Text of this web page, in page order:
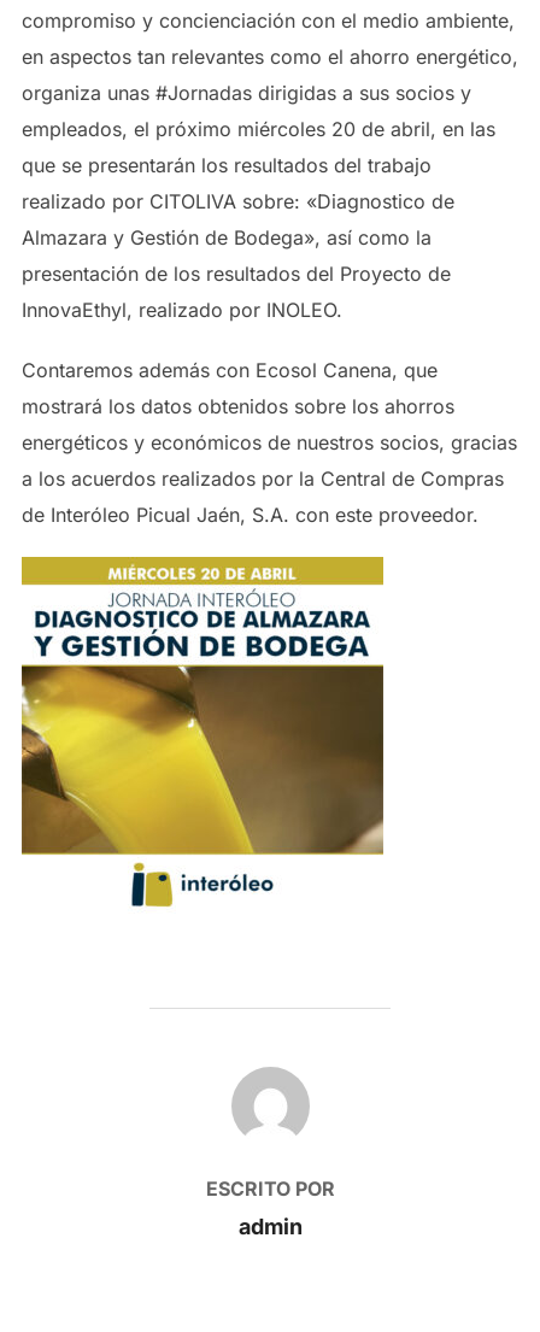
compromiso y concienciación con el medio ambiente,
en aspectos tan relevantes como el ahorro energético,
organiza unas ‪#‎Jornadas‬ dirigidas a sus socios y
empleados, el próximo miércoles 20 de abril, en las
que se presentarán los resultados del trabajo
realizado por CITOLIVA sobre: «Diagnostico de
Almazara y Gestión de Bodega», así como la
presentación de los resultados del Proyecto de
InnovaEthyl, realizado por INOLEO.
Contaremos además con Ecosol Canena, que
mostrará los datos obtenidos sobre los ahorros
energéticos y económicos de nuestros socios, gracias
a los acuerdos realizados por la Central de Compras
de Interóleo Picual Jaén, S.A. con este proveedor.
AUTOR DE LA PUBLICACIÓN
ESCRITO POR
admin